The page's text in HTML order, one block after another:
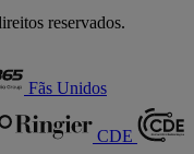
reservados.
Fãs Unidos
CDE